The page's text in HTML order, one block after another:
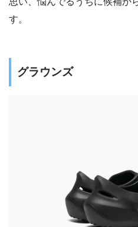
す。
グラウンズ